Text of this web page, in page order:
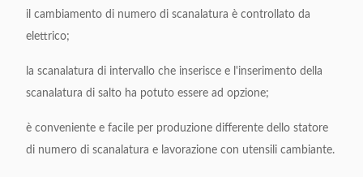
il cambiamento di numero di scanalatura è controllato da
elettrico;
la scanalatura di intervallo che inserisce e l'inserimento della
scanalatura di salto ha potuto essere ad opzione;
è conveniente e facile per produzione differente dello statore
di numero di scanalatura e lavorazione con utensili cambiante.